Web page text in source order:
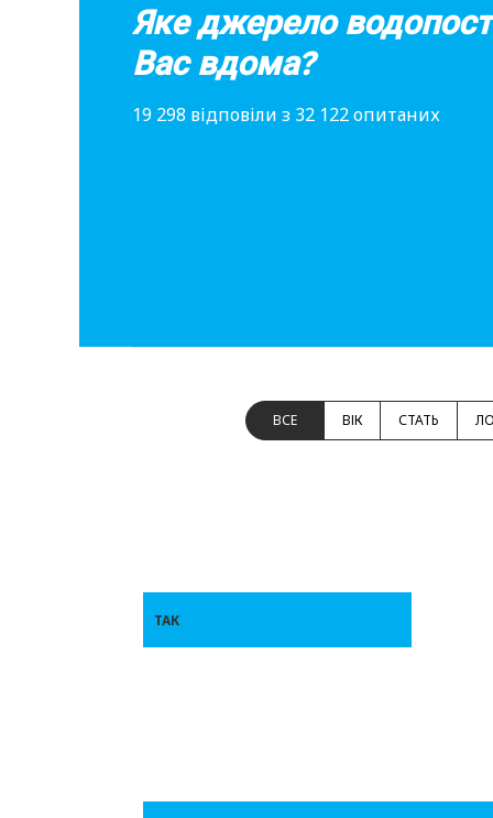
Яке джерело
Вас вдома?
19 298 відповіли з 32 122 опитаних
ВСЕ ВІК СТАТЬ
ТАК